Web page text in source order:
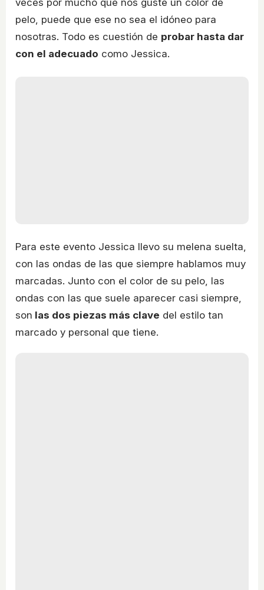
pelo, puede que ese no sea el idóneo para
nosotras. Todo es cuestión de probar hasta dar
con el adecuado como Jessica.
Para este evento Jessica llevo su melena suelta,
con las ondas de las que siempre hablamos muy
marcadas. Junto con el color de su pelo, las
ondas con las que suele aparecer casi siempre,
son las dos piezas más clave del estilo tan
marcado y personal que tiene.